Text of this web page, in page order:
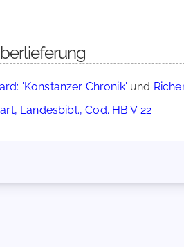
'Konstanzer Chronik' und
Landesbibl., Cod. HB V 22